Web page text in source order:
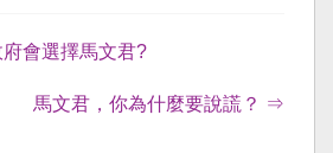
會選擇馬文君?
馬文君，你為什麼要說謊？ ⇒